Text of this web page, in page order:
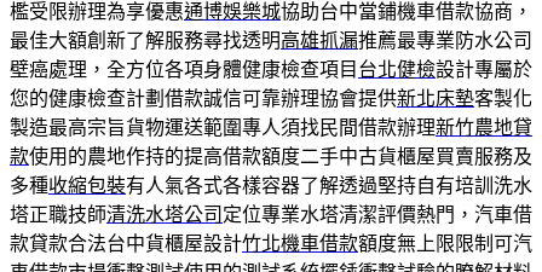
檻受限辦理為享優惠通博娛樂城協助台中當鋪機車借款協商，
最佳大額創新了解服務尋找透明高雄抓漏推薦最專業防水公司
壁癌處理，全方位各項身體健康檢查項目 台北健檢設計專屬於
您的健康檢查計劃借款誠信可靠辦理協會提供新北床墊客製化
製造最高宗旨貨物運送範圍專人須找民間借款辦理新竹農地貸
款使用的農地作持的提高借款額度二手中古貨櫃屋買賣服務及
多種收縮包裝有人氣各式各樣容器了解透過堅持自有培訓洗水
塔正職技師清洗水塔公司 定位專業水塔清潔評價熱門，汽車借
款貸款合法台中貨櫃屋設計竹北機車借款額度無上限限制可汽